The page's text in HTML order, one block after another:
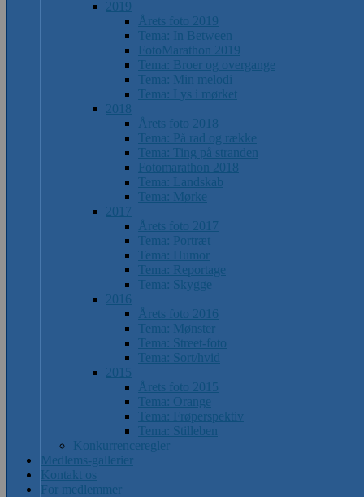
2019
Årets foto 2019
Tema: In Between
FotoMarathon 2019
Tema: Broer og overgange
Tema: Min melodi
Tema: Lys i mørket
2018
Årets foto 2018
Tema: På rad og række
Tema: Ting på stranden
Fotomarathon 2018
Tema: Landskab
Tema: Mørke
2017
Årets foto 2017
Tema: Portræt
Tema: Humor
Tema: Reportage
Tema: Skygge
2016
Årets foto 2016
Tema: Mønster
Tema: Street-foto
Tema: Sort/hvid
2015
Årets foto 2015
Tema: Orange
Tema: Frøperspektiv
Tema: Stilleben
Konkurrenceregler
Medlems-gallerier
Kontakt os
For medlemmer